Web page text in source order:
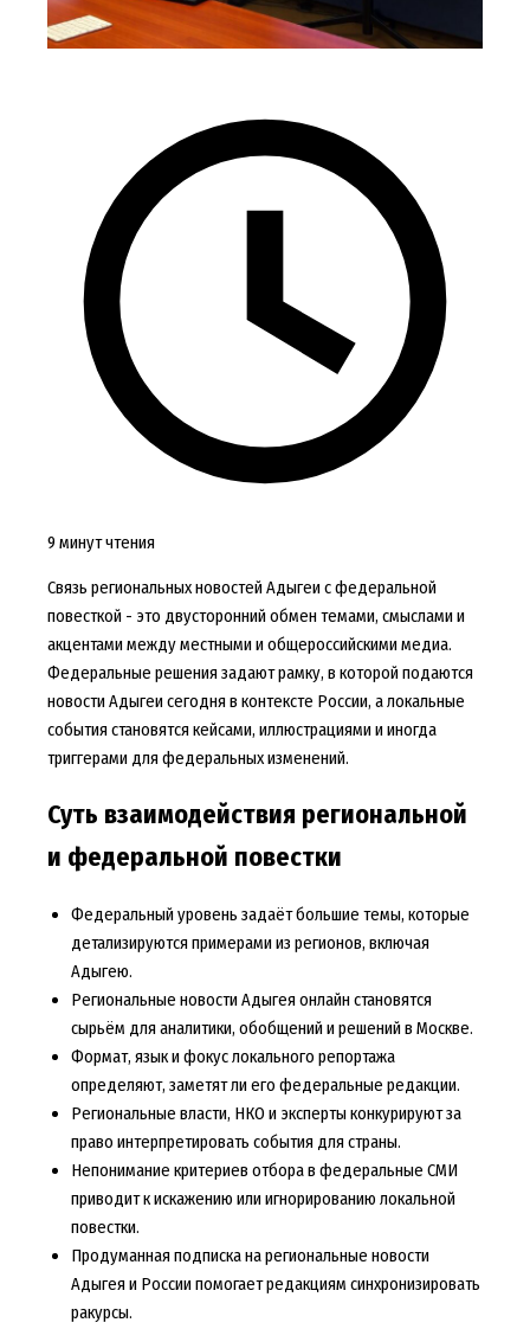
9 минут чтения
Связь региональных новостей Адыгеи с федеральной
повесткой - это двусторонний обмен темами, смыслами и
акцентами между местными и общероссийскими медиа.
Федеральные решения задают рамку, в которой подаются
новости Адыгеи сегодня в контексте России, а локальные
события становятся кейсами, иллюстрациями и иногда
триггерами для федеральных изменений.
Суть взаимодействия региональной
и федеральной повестки
Федеральный уровень задаёт большие темы, которые
детализируются примерами из регионов, включая
Адыгею.
Региональные новости Адыгея онлайн становятся
сырьём для аналитики, обобщений и решений в Москве.
Формат, язык и фокус локального репортажа
определяют, заметят ли его федеральные редакции.
Региональные власти, НКО и эксперты конкурируют за
право интерпретировать события для страны.
Непонимание критериев отбора в федеральные СМИ
приводит к искажению или игнорированию локальной
повестки.
Продуманная подписка на региональные новости
Адыгея и России помогает редакциям синхронизировать
ракурсы.